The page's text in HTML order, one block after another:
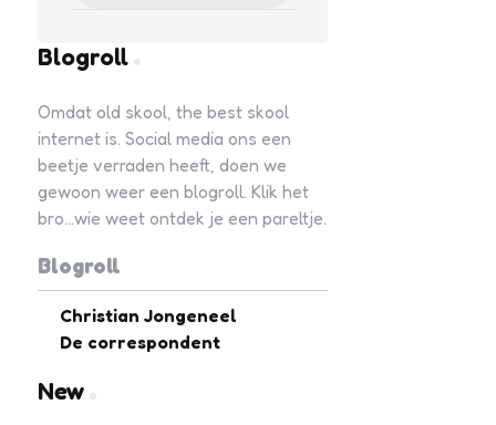
Blogroll
Omdat old skool, the best skool
internet is. Social media ons een
beetje verraden heeft, doen we
gewoon weer een blogroll. Klik het
bro...wie weet ontdek je een pareltje.
Blogroll
Christian Jongeneel
De correspondent
New